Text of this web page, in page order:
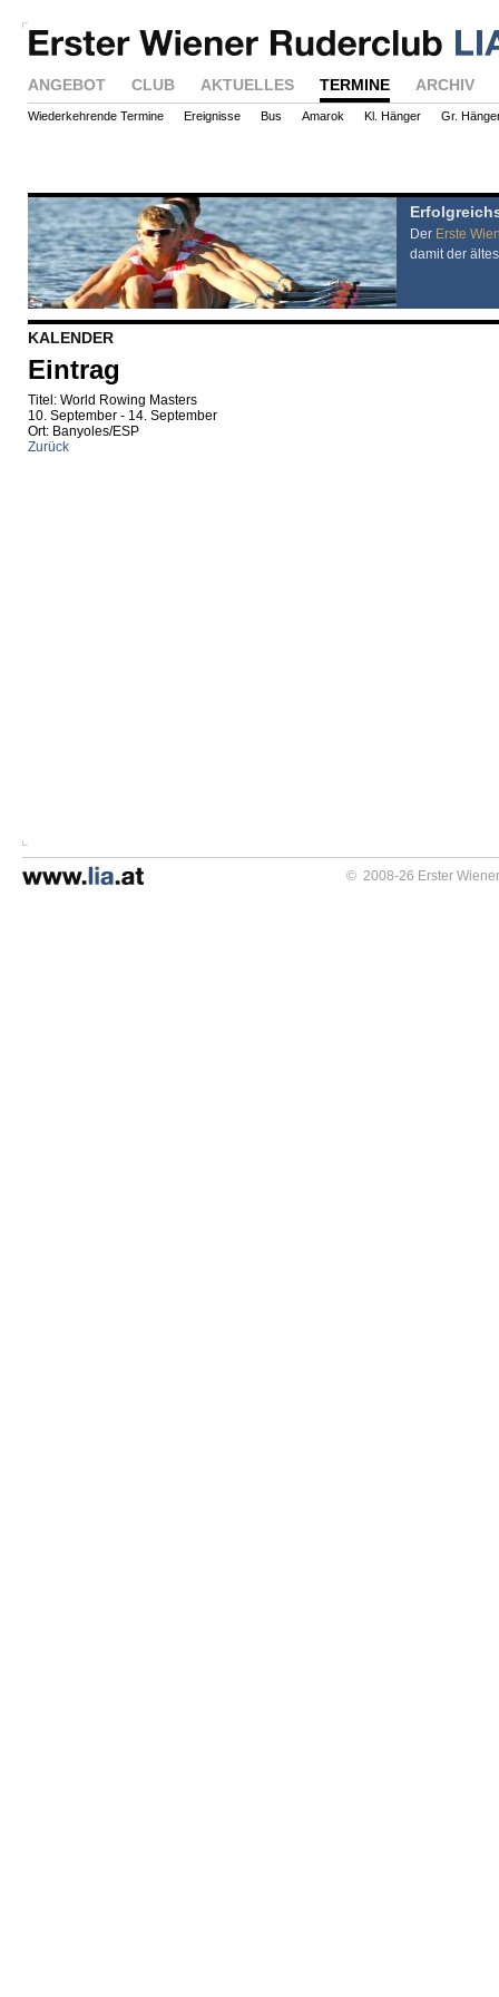
ANGEBOT CLUB AKTUELLES TERMINE ARCHIV
Wiederkehrende Termine Ereignisse Bus Amarok Kl. Hänger Gr.
Der Erste
damit der
KALENDER
Eintrag
Titel: World Rowing Masters
10. September - 14. September
Ort: Banyoles/ESP
Zurück
© 2008-26 Erster